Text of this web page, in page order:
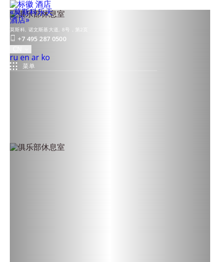
莫斯科, 诺文斯基大道, 8号，第2页
+7 495 287 0500
Русский
ruEnglish
enالعربية
ar 한국어
ko
菜单